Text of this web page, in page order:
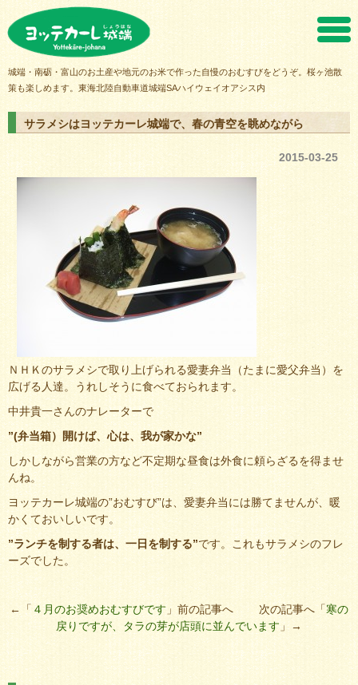
城端・南砺・富山のお土産や地元のお米で作った自慢のおむすびをどうぞ。桜ヶ池散
策も楽しめます。東海北陸自動車道城端SAハイウェイオアシス内
サラメシはヨッテカーレ城端で、春の青空を眺めながら
2015-03-25
ＮＨＫのサラメシで取り上げられる愛妻弁当（たまに愛父弁当）を
広げる人達。うれしそうに食べておられます。
中井貴一さんのナレーターで
”(弁当箱）開けば、心は、我が家かな”
しかしながら営業の方など不定期な昼食は外食に頼らざるを得ませ
んね。
ヨッテカーレ城端の”おむすび”は、愛妻弁当には勝てませんが、暖
かくておいしいです。
”ランチを制する者は、一日を制する”です。これもサラメシのフレ
ーズでした。
←「 ４月のお奨めおむすびです」前の記事へ 次の記事へ「寒の
戻りですが、タラの芽が店頭に並んでいます 」→